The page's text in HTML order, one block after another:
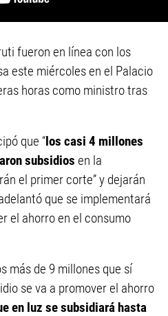
fueron en línea con los
este miércoles en el Palacio
horas como ministro tras
que “los casi 4 millones
subsidios en la
el primer corte” y dejarán
que se implementará
el ahorro en el consumo
más de 9 millones que sí
se va a promover el ahorro
en luz se subsidiará hasta